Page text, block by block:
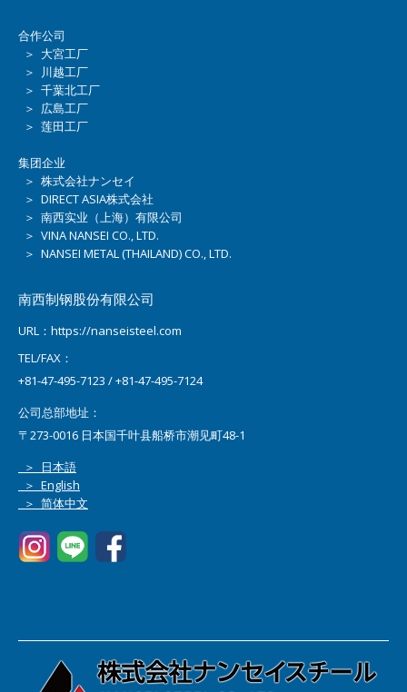
合作公司
＞ 大宮工厂
＞ 川越工厂
＞ 千葉北工厂
＞ 広島工厂
＞ 莲田工厂
集团企业
＞ 株式会社ナンセイ
＞ DIRECT ASIA株式会社
＞ 南西实业（上海）有限公司
＞ VINA NANSEI CO., LTD.
＞ NANSEI METAL (THAILAND) CO., LTD.
南西制钢股份有限公司
URL：https://nanseisteel.com
TEL/FAX：
+81-47-495-7123 / +81-47-495-7124
公司总部地址：
〒273-0016 日本国千叶县船桥市潮见町48-1
＞ 日本語
＞ English
＞ 简体中文